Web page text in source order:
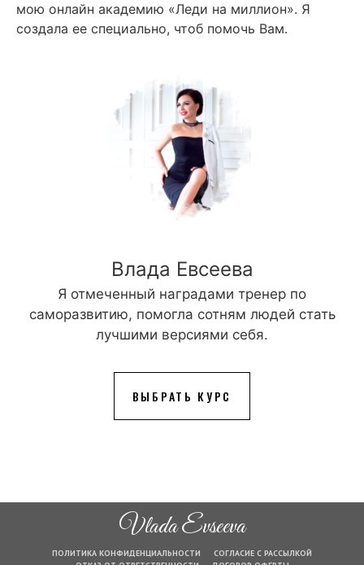
мою онлайн академию «Леди на миллион». Я
создала ее специально, чтоб помочь Вам.
Влада Евсеева
Я отмеченный наградами тренер по
саморазвитию, помогла сотням людей стать
лучшими версиями себя.
ВЫБРАТЬ КУРС
Vlada Evseeva
ПОЛИТИКА КОНФИДЕНЦИАЛЬНОСТИ
СОГЛАСИЕ С РАССЫЛКОЙ